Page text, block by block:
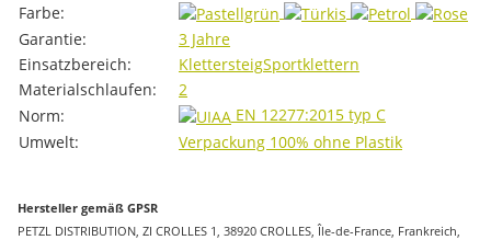
Farbe:
Garantie:
3 Jahre
Einsatzbereich:
KlettersteigSportklettern
Materialschlaufen:
2
Norm:
EN 12277:2015 typ C
Umwelt:
Verpackung 100% ohne Plastik
Hersteller gemäß GPSR
PETZL DISTRIBUTION, ZI CROLLES 1, 38920 CROLLES, Île-de-France, Frankreich,